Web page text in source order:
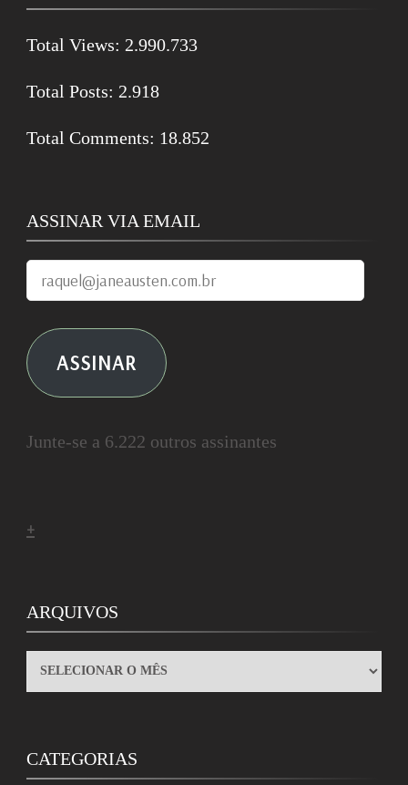
Total Views: 2.990.733
Total Posts: 2.918
Total Comments: 18.852
ASSINAR VIA EMAIL
raquel@janeausten.com.br
ASSINAR
Junte-se a 6.222 outros assinantes
+
ARQUIVOS
ARQUIVOS
CATEGORIAS